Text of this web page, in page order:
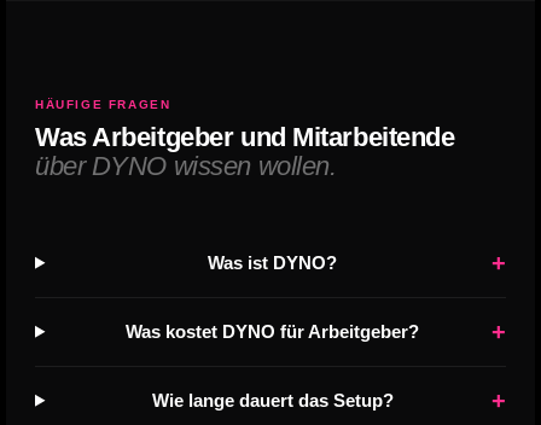
HÄUFIGE FRAGEN
Was Arbeitgeber und Mitarbeitende
über DYNO wissen wollen.
Was ist DYNO? +
Was kostet DYNO für Arbeitgeber? +
Wie lange dauert das Setup? +